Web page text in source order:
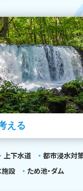
える
上下水道
都市浸水対
設
ため池・ダム